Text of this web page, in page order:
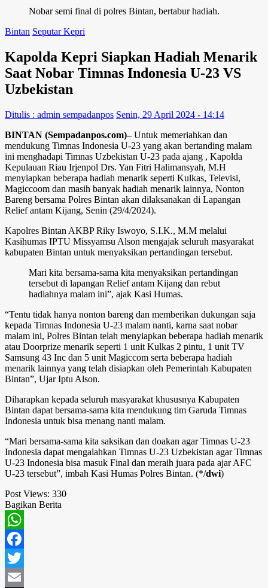
Nobar semi final di polres Bintan, bertabur hadiah.
Bintan Seputar Kepri
Kapolda Kepri Siapkan Hadiah Menarik
Saat Nobar Timnas Indonesia U-23 VS
Uzbekistan
Ditulis : admin sempadanpos Senin, 29 April 2024 - 14:14
BINTAN (Sempadanpos.com)–Untuk memeriahkan dan
mendukung Timnas Indonesia U-23 yang akan bertanding malam
ini menghadapi Timnas Uzbekistan U-23 pada ajang , Kapolda
Kepulauan Riau Irjenpol Drs. Yan Fitri Halimansyah, M.H
menyiapkan beberapa hadiah menarik seperti Kulkas, Televisi,
Magiccoom dan masih banyak hadiah menarik lainnya, Nonton
Bareng bersama Polres Bintan akan dilaksanakan di Lapangan
Relief antam Kijang, Senin (29/4/2024).
Kapolres Bintan AKBP Riky Iswoyo, S.I.K., M.M melalui
Kasihumas IPTU Missyamsu Alson mengajak seluruh masyarakat
kabupaten Bintan untuk menyaksikan pertandingan tersebut.
Mari kita bersama-sama kita menyaksikan pertandingan
tersebut di lapangan Relief antam Kijang dan rebut
hadiahnya malam ini”, ajak Kasi Humas.
“Tentu tidak hanya nonton bareng dan memberikan dukungan saja
kepada Timnas Indonesia U-23 malam nanti, karna saat nobar
malam ini, Polres Bintan telah menyiapkan beberapa hadiah menarik
atau Doorprize menarik seperti 1 unit Kulkas 2 pintu, 1 unit TV
Samsung 43 Inc dan 5 unit Magiccom serta beberapa hadiah
menarik lainnya yang telah disiapkan oleh Pemerintah Kabupaten
Bintan”, Ujar Iptu Alson.
Diharapkan kepada seluruh masyarakat khususnya Kabupaten
Bintan dapat bersama-sama kita mendukung tim Garuda Timnas
Indonesia untuk bisa menang nanti malam.
“Mari bersama-sama kita saksikan dan doakan agar Timnas U-23
Indonesia dapat mengalahkan Timnas U-23 Uzbekistan agar Timnas
U-23 Indonesia bisa masuk Final dan meraih juara pada ajar AFC
U-23 tersebut”, imbah Kasi Humas Polres Bintan. (*/dwi)
Post Views: 330
Bagikan Berita
WhatsApp
Facebook
Twitter